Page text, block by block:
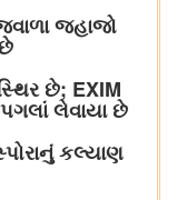
જહાજો
છે; EXIM
પગલાં લેવાયા છે
કલ્યાણ